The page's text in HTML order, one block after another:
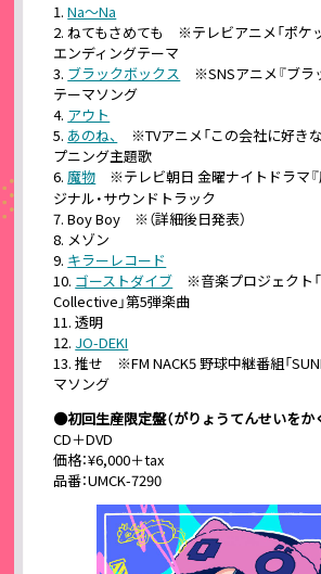
Na〜Na
ねてもさめても ※テレビアニメ「ポケ
エンディングテーマ
ブラックボックス ※SNSアニメ『ブラ
テーマソング
アウト
あのね、
※TVアニメ「この会社に好き
プニング主題歌
魔物 ※テレビ朝日 金曜ナイトドラマ『
ジナル・サウンドトラック
Boy Boy ※（詳細後日発表）
メゾン
キラーレコード
ゴーストダイブ ※音楽プロジェクト
Collective」第5弾楽曲
透明
JO-DEKI
推せ ※FM NACK5 野球中継番組「
マソング
●初回生産限定盤（がりょうてんせいをか
CD＋DVD
価格：¥6,000＋tax
品番：UMCK-7290